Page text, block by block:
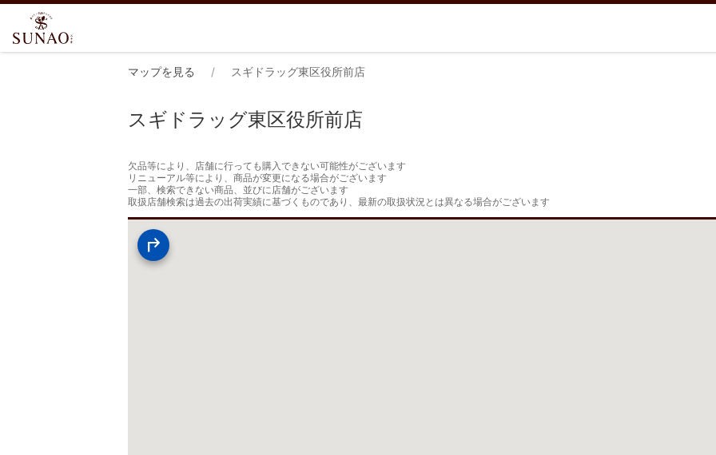
マップを見る スギドラッグ東区役所前店
スギドラッグ東区役所前店
欠品等により、店舗に行っても購入できない可能性がございます
リニューアル等により、商品が変更になる場合がございます
一部、検索できない商品、並びに店舗がございます
取扱店舗検索は過去の出荷実績に基づくものであり、最新の取扱状況とは異なる場合がございます